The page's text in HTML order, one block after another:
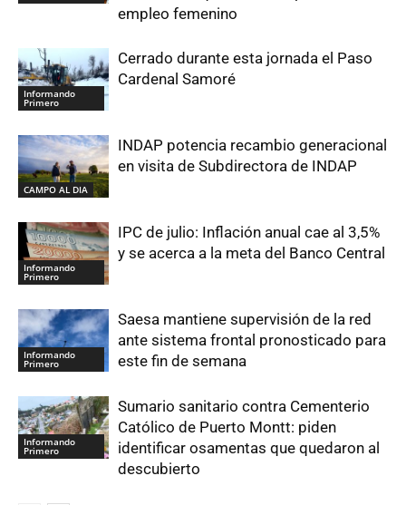
empleo femenino
Informando
Primero
Cerrado durante esta jornada el Paso
Cardenal Samoré
CAMPO AL DIA
INDAP potencia recambio generacional
en visita de Subdirectora de INDAP
Informando
Primero
IPC de julio: Inflación anual cae al 3,5%
y se acerca a la meta del Banco Central
Informando
Primero
Saesa mantiene supervisión de la red
ante sistema frontal pronosticado para
este fin de semana
Informando
Primero
Sumario sanitario contra Cementerio
Católico de Puerto Montt: piden
identificar osamentas que quedaron al
descubierto